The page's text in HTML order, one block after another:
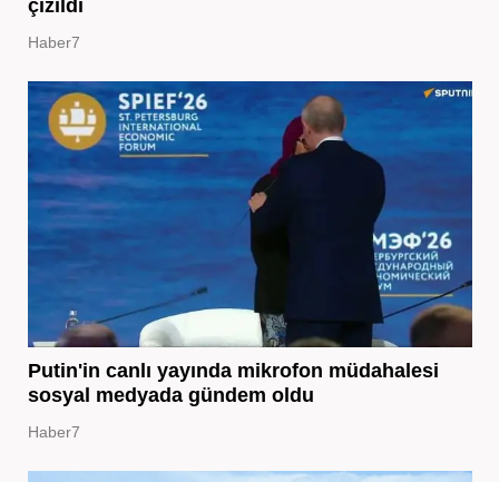
çizildi
Haber7
Putin'in canlı yayında mikrofon müdahalesi
sosyal medyada gündem oldu
Haber7